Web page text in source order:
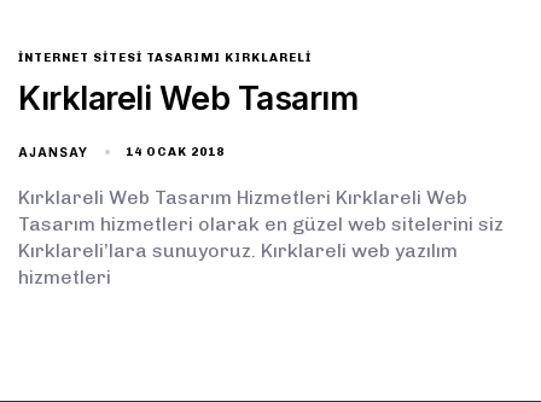
INTERNET SITESI TASARIMI KIRKLARELI
Kırklareli Web Tasarım
AJANSAY 14 OCAK 2018
Kırklareli Web Tasarım Hizmetleri Kırklareli Web
Tasarım hizmetleri olarak en güzel web sitelerini siz
Kırklareli’lara sunuyoruz. Kırklareli web yazılım
hizmetleri